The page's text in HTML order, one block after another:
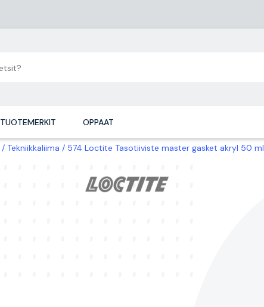
TUOTEMERKIT OPPAAT
Tekniikkaliima 574 Loctite Tasotiiviste master gasket akryl 50 ml